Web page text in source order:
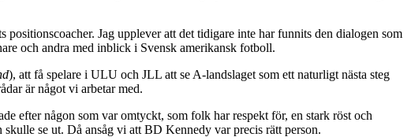
Jag upplever att det tidigare inte har funnits den dialogen som
och andra med inblick i Svensk amerikansk fotboll.
), att få spelare i ULU och JLL att se A-landslaget som ett naturligt nästa steg
är något vi arbetar med.
efter någon som var omtyckt, som folk har respekt för, en stark röst och
se ut. Då ansåg vi att BD Kennedy var precis rätt person.